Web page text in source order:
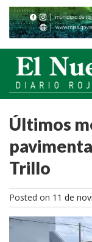
Últimos
Trillo
Posted on 11 de